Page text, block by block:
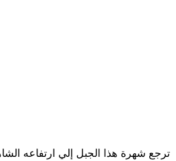
ترجع شهرة هذا الجبل إلي ارتفاعه